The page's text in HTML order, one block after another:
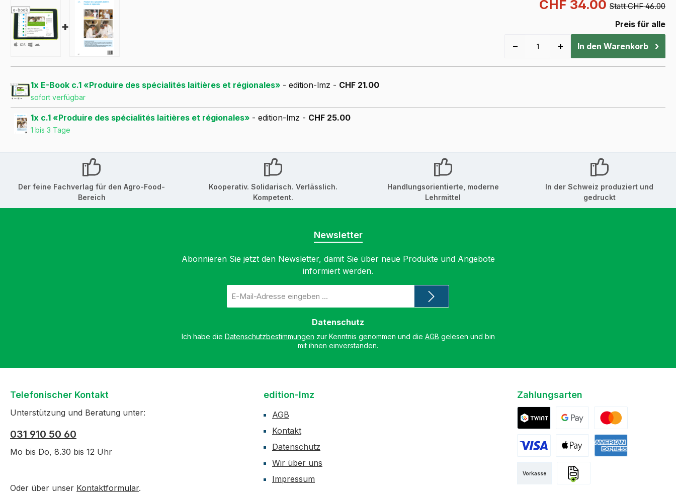
+
CHF 34.00 Statt CHF 46.00
Preis für alle
− + In den Warenkorb ›
1x E-Book c.1 «Produire des spécialités laitières et régionales» - edition-lmz - CHF 21.00
sofort verfügbar
1x c.1 «Produire des spécialités laitières et régionales» - edition-lmz - CHF 25.00
1 bis 3 Tage
Der feine Fachverlag für den Agro-Food-
Bereich
Kooperativ. Solidarisch. Verlässlich.
Kompetent.
Handlungsorientierte, moderne
Lehrmittel
In der Schweiz produziert und
gedruckt
Newsletter
Abonnieren Sie jetzt den Newsletter, damit Sie über neue Produkte und Angebote
informiert werden.
Mail-
Adresse
Datenschutz
Ich habe die Datenschutzbestimmungen zur Kenntnis genommen und die AGB gelesen und bin
mit ihnen einverstanden.
Telefonischer Kontakt
Unterstützung und Beratung unter:
031 910 50 60
Mo bis Do, 8.30 bis 12 Uhr
Oder über unser Kontaktformular.
edition-lmz
AGB
Kontakt
Datenschutz
Wir über uns
Impressum
Zahlungsarten
Google PayMastercard
Vorkasse